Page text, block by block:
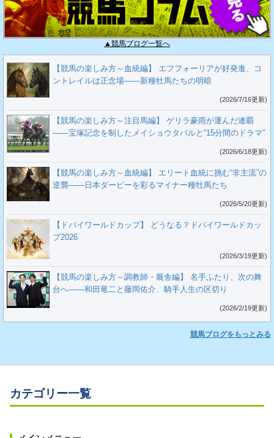
▲競馬ブログ一覧へ
【競馬の楽しみ方～血統編】 エフフォーリアが好発進、コ
ントレイルは正念場――新種牡馬たちの明暗
(2026/7/16更新)
【競馬の楽しみ方～注目馬編】 ゲリラ豪雨が運んだ連覇
――宝塚記念を制したメイショウタバルと“15分間のドラマ”
(2026/6/18更新)
【競馬の楽しみ方～血統編】 エリート血統に挑む“非主流”の
逆襲――日本ダービーを彩るマイナー種牡馬たち
(2026/5/20更新)
【ドバイワールドカップ】 どうなる？ドバイワールドカッ
プ2026
(2026/3/19更新)
【競馬の楽しみ方～調教師・厩舎編】 名手ふたり、次の舞
台へ――和田竜二と藤岡佑介、騎手人生の区切り
(2026/2/19更新)
競馬ブログをもっとみる
カテゴリー一覧